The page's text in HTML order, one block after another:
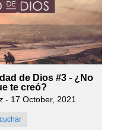
de Dios #3 - ¿No
te creó?
- 17 October, 2021